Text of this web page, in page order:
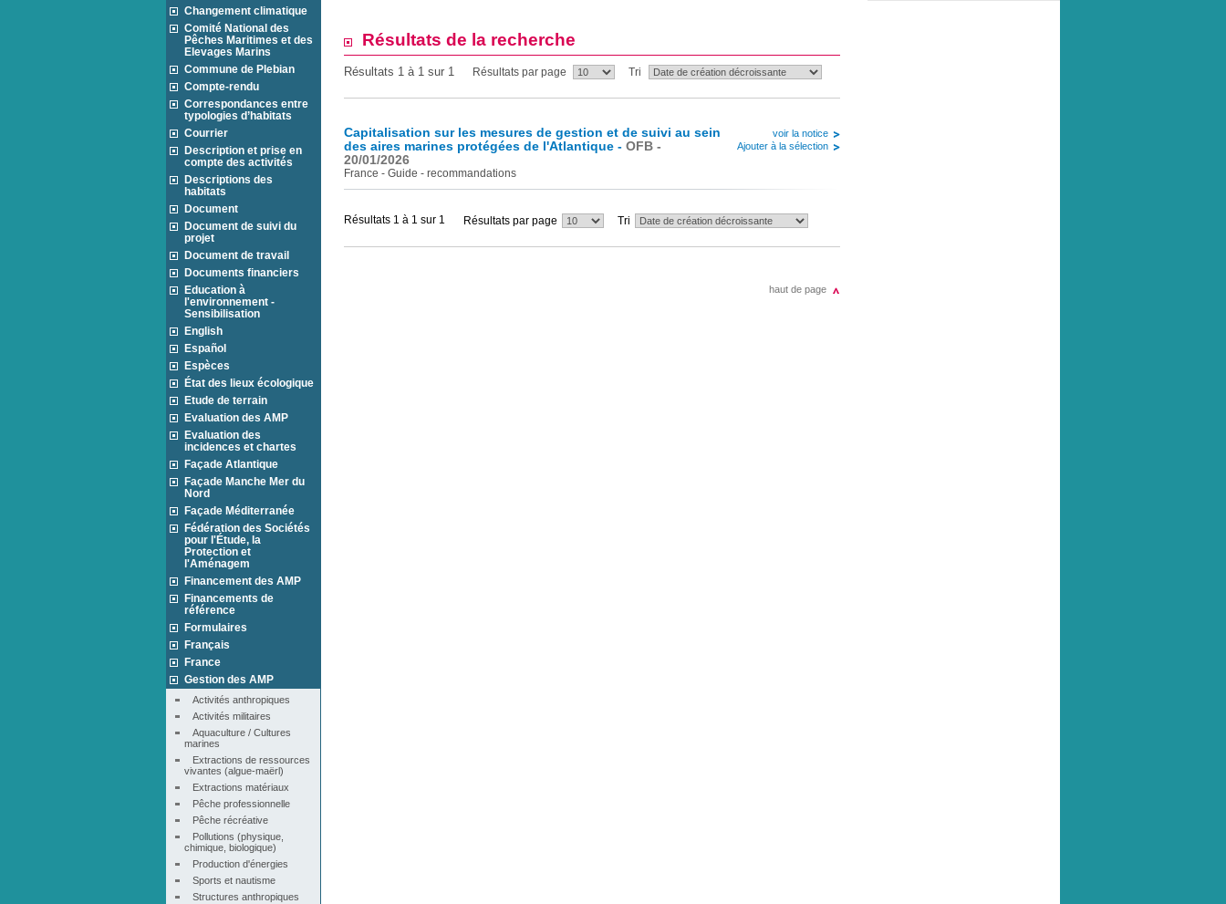
Changement climatique
Comité National des
Pêches Maritimes et des
Elevages Marins
Commune de Plebian
Compte-rendu
Correspondances entre
typologies d’habitats
Courrier
Description et prise en
compte des activités
Descriptions des
habitats
Document
Document de suivi du
projet
Document de travail
Documents financiers
Education à
l'environnement -
Sensibilisation
English
Español
Espèces
État des lieux écologique
Etude de terrain
Evaluation des AMP
Evaluation des
incidences et chartes
Façade Atlantique
Façade Manche Mer du
Nord
Façade Méditerranée
Fédération des Sociétés
pour l'Étude, la
Protection et
l'Aménagem
Financement des AMP
Financements de
référence
Formulaires
Français
France
Gestion des AMP
Activités anthropiques
Activités militaires
Aquaculture / Cultures
marines
Extractions de ressources
vivantes (algue-maërl)
Extractions matériaux
Pêche professionnelle
Pêche récréative
Pollutions (physique,
chimique, biologique)
Production d'énergies
Sports et nautisme
Structures anthropiques
Résultats de la recherche
Résultats 1 à 1 sur 1 Résultats par page Tri
Capitalisation sur les mesures de gestion et de suivi au sein
des aires marines protégées de l'Atlantique - OFB -
20/01/2026
France - Guide - recommandations
voir la notice
Ajouter à la sélection
Résultats 1 à 1 sur 1 Résultats par page Tri
haut de page